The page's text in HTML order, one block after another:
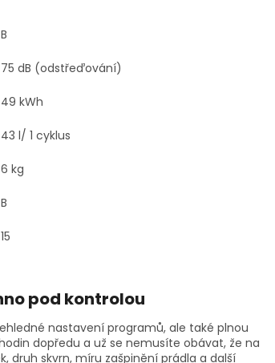
B
75 dB (odstřeďování)
49 kWh
43 l/ 1 cyklus
6 kg
B
15
pod kontrolou
nastavení programů, ale také plnou
dopředu a už se nemusíte obávat, že na
druh skvrn, míru zašpinění prádla a další